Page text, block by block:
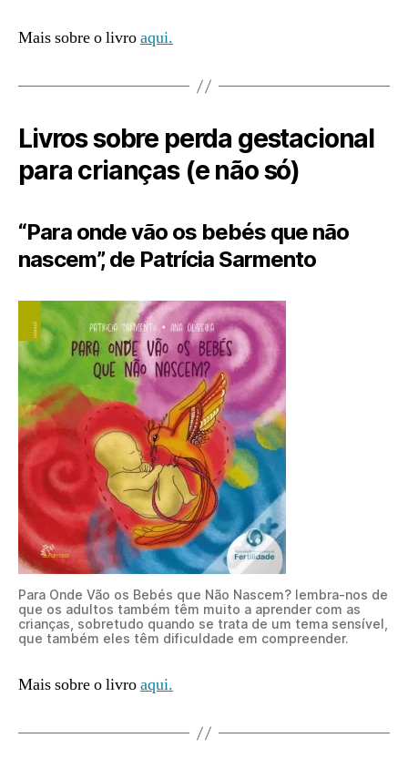
Mais sobre o livroaqui.
Livros sobre perda gestacional
para crianças (e não só)
“Para onde vão os bebés que não
nascem”, de Patrícia Sarmento
Para Onde Vão os Bebés que Não Nascem? lembra-nos de
que os adultos também têm muito a aprender com as
crianças, sobretudo quando se trata de um tema sensível,
que também eles têm dificuldade em compreender.
Mais sobre o livroaqui.